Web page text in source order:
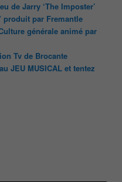
de Jarry ‘The Imposter’
produit par Fremantle
générale animé par
Tv de Brocante
JEU MUSICAL et tentez